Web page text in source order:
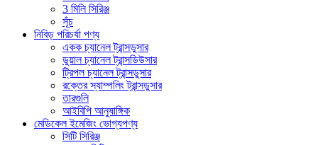
3 মিলি সিরিঞ্জ
সূঁচ
নিবিড় পরিচর্যা পণ্য
একক চ্যানেল ট্রান্সডুসার
ডুয়াল চ্যানেল ট্রান্সডিউসার
ট্রিপল চ্যানেল ট্রান্সডুসার
রক্তের স্যাম্পলিং ট্রান্সডুসার
তারগুলি
আইবিপি আনুষাঙ্গিক
মেডিকেল ইমেজিং ভোগ্যপণ্য
সিটি সিরিঞ্জ